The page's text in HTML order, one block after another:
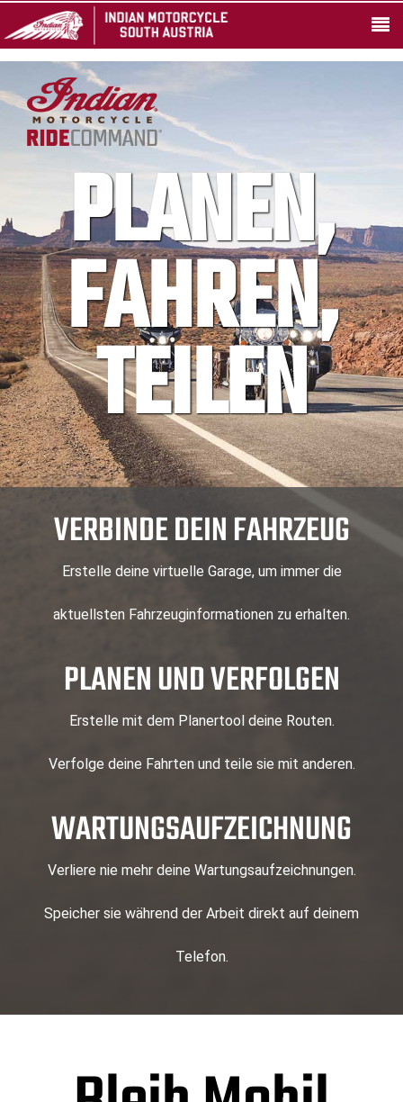
PLANEN,
FAHREN,
TEILEN
VERBINDE DEIN FAHRZEUG
Erstelle deine virtuelle Garage, um immer die
aktuellsten Fahrzeuginformationen zu erhalten.
PLANEN UND VERFOLGEN
Erstelle mit dem Planertool deine Routen.
Verfolge deine Fahrten und teile sie mit anderen.
WARTUNGSAUFZEICHNUNG
Verliere nie mehr deine Wartungsaufzeichnungen.
Speicher sie während der Arbeit direkt auf deinem
Telefon.